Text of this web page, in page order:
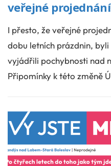
veřejné
I přesto, že veřejné
dobu letních prázdnin,
vyjádřili pochybnosti nad
Připomínky k této změně